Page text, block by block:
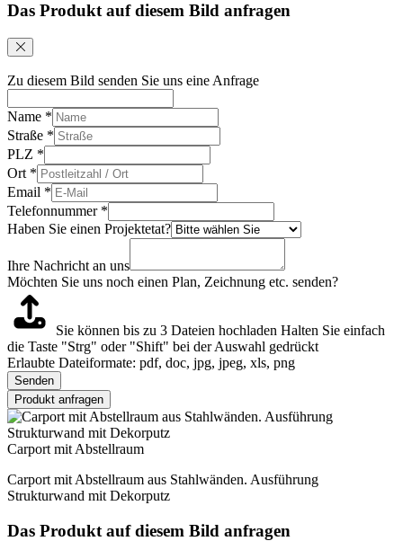
Das Produkt auf diesem Bild anfragen
Zu diesem Bild senden Sie uns eine Anfrage
Name *
Straße *
PLZ *
Ort *
Email *
Telefonnummer *
Haben Sie einen Projektetat?
Ihre Nachricht an uns
Möchten Sie uns noch einen Plan, Zeichnung etc. senden?
Sie können bis zu 3 Dateien hochladen Halten Sie einfach
die Taste "Strg" oder "Shift" bei der Auswahl gedrückt
Erlaubte Dateiformate: pdf, doc, jpg, jpeg, xls, png
Senden
Produkt anfragen
Carport mit Abstellraum
Carport mit Abstellraum aus Stahlwänden. Ausführung
Strukturwand mit Dekorputz
Das Produkt auf diesem Bild anfragen